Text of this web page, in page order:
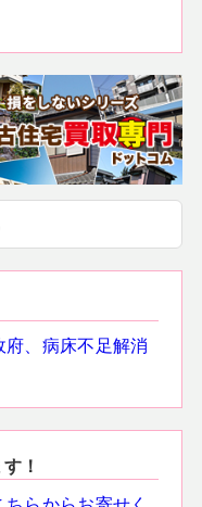
、病床不足解消
！